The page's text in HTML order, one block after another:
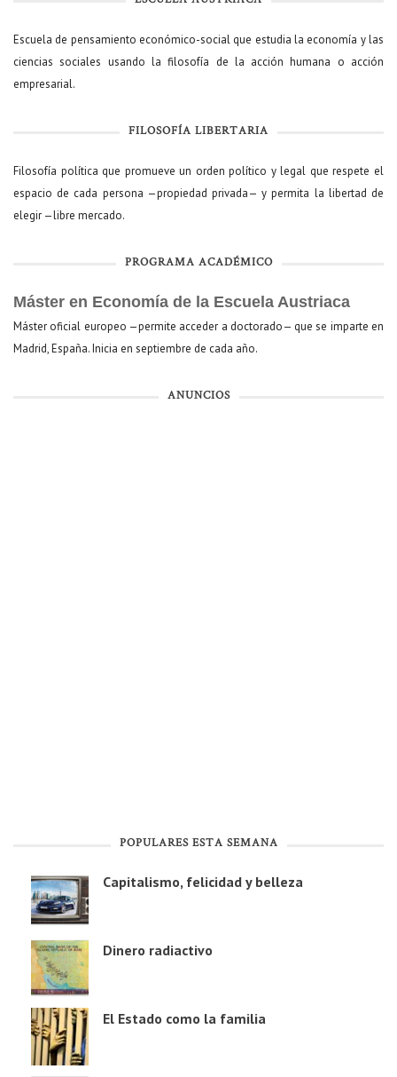
Escuela de pensamiento económico-social que estudia la economía y las
ciencias sociales usando la filosofía de la acción humana o acción
empresarial.
FILOSOFÍA LIBERTARIA
Filosofía política que promueve un orden político y legal que respete el
espacio de cada persona —propiedad privada— y permita la libertad de
elegir —libre mercado.
PROGRAMA ACADÉMICO
Máster en Economía de la Escuela Austriaca
Máster oficial europeo —permite acceder a doctorado— que se imparte en
Madrid, España. Inicia en septiembre de cada año.
ANUNCIOS
POPULARES ESTA SEMANA
Capitalismo, felicidad y belleza
Dinero radiactivo
El Estado como la familia